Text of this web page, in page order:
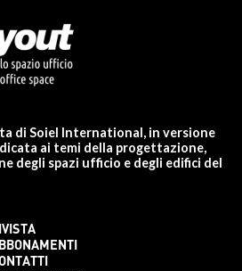
di Soiel International, in versione
ai temi della progettazione,
degli spazi ufficio e degli edifici del